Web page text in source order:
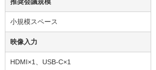
推奨会議規模
小規模スペース
映像入力
HDMI×1、USB-C×1